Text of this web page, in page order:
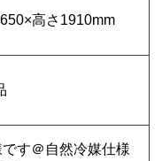
高さ1910mm
す＠自然冷媒仕様